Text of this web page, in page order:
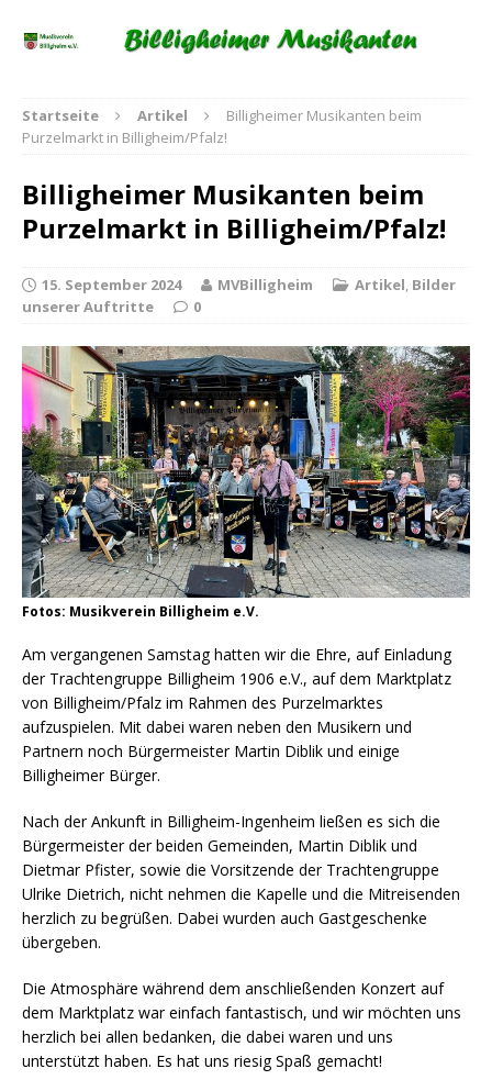
Startseite Artikel
Billigheimer Musikanten beim
Purzelmarkt in Billigheim/Pfalz!
Billigheimer Musikanten beim
Purzelmarkt in Billigheim/Pfalz!
15. September 2024 MVBilligheim Artikel, Bilder
unserer Auftritte
0
Fotos: Musikverein Billigheim e.V.
Am vergangenen Samstag hatten wir die Ehre, auf Einladung
der Trachtengruppe Billigheim 1906 e.V., auf dem Marktplatz
von Billigheim/Pfalz im Rahmen des Purzelmarktes
aufzuspielen. Mit dabei waren neben den Musikern und
Partnern noch Bürgermeister Martin Diblik und einige
Billigheimer Bürger.
Nach der Ankunft in Billigheim-Ingenheim ließen es sich die
Bürgermeister der beiden Gemeinden, Martin Diblik und
Dietmar Pfister, sowie die Vorsitzende der Trachtengruppe
Ulrike Dietrich, nicht nehmen die Kapelle und die Mitreisenden
herzlich zu begrüßen. Dabei wurden auch Gastgeschenke
übergeben.
Die Atmosphäre während dem anschließenden Konzert auf
dem Marktplatz war einfach fantastisch, und wir möchten uns
herzlich bei allen bedanken, die dabei waren und uns
unterstützt haben. Es hat uns riesig Spaß gemacht!